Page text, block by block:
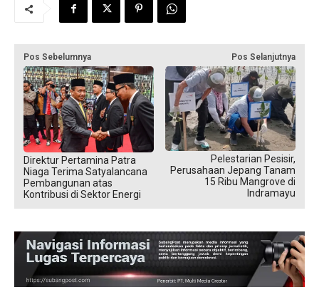
Pos Sebelumnya
Direktur Pertamina Patra
Niaga Terima Satyalancana
Pembangunan atas
Kontribusi di Sektor Energi
Pos Selanjutnya
Pelestarian Pesisir,
Perusahaan Jepang Tanam
15 Ribu Mangrove di
Indramayu